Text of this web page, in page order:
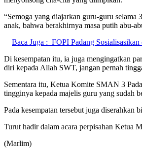
“Semoga yang diajarkan guru-guru
anak, bahwa berakhirnya masa putih abu-
Baca Juga : FOPI Padang
Di kesempatan itu, ia juga mengingatkan
diri kepada Allah SWT, jangan pernah
Sementara itu, Ketua Komite SMAN 3
tingginya kepada majelis guru yang sudah
Pada kesempatan tersebut juga
Turut hadir dalam acara perpisahan Ketua
(Marlim)